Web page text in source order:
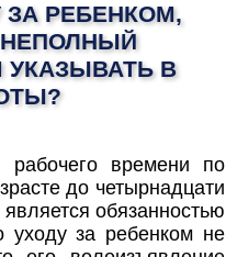
РЕБЕНКОМ,
В
времени по
до четырнадцати
обязанностью
уходу за ребенком не